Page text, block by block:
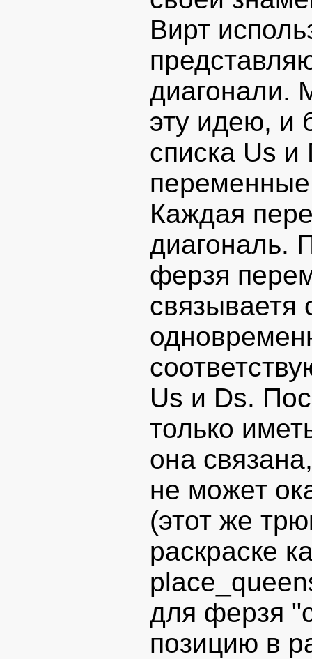
Вирт
диагонали.
эту идею, и
списка Us
Каждая
диагональ.
ферзя
Us и Ds.
только
она
не может
(этот же
раскраске
для ферзя
позицию в